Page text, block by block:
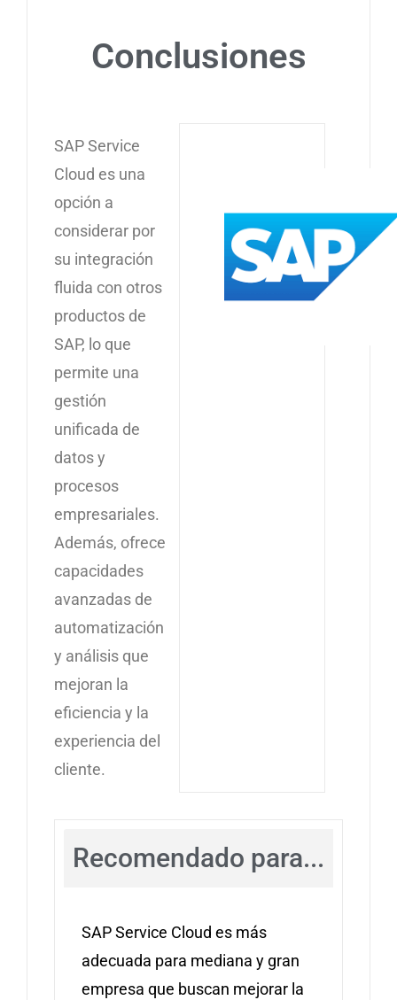
Conclusiones
SAP Service
Cloud es una
opción a
considerar por
su integración
fluida con otros
productos de
SAP, lo que
permite una
gestión
unificada de
datos y
procesos
empresariales.
Además, ofrece
capacidades
avanzadas de
automatización
y análisis que
mejoran la
eficiencia y la
experiencia del
cliente.
Recomendado para...
SAP Service Cloud es más
adecuada para mediana y gran
empresa que buscan mejorar la